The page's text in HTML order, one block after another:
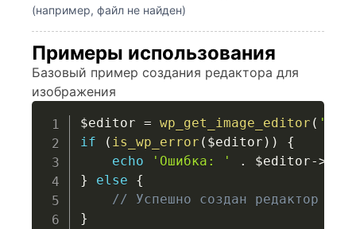
(например, файл не найден)
Примеры использования
Базовый пример создания редактора для
изображения
$editor = wp_get_image_editor ( '/
if
( is_wp_error ( $editor ) )
{
echo
'Ошибка: ' . $editor->
}
else
{
// Успешно создан редактор
}